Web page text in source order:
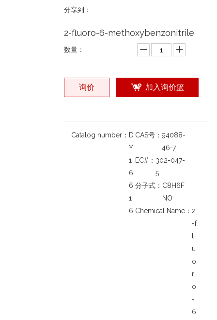
分享到：
2-fluoro-6-methoxybenzonitrile
数量：
询价 加入询价篮
Catalog number： D
Y
1
6
6
1
6
CAS号：94088-
46-7
EC#： 302-047-
5
分子式： C8H6F
NO
Chemical Name： 2
-f
u
o
r
o
-
6